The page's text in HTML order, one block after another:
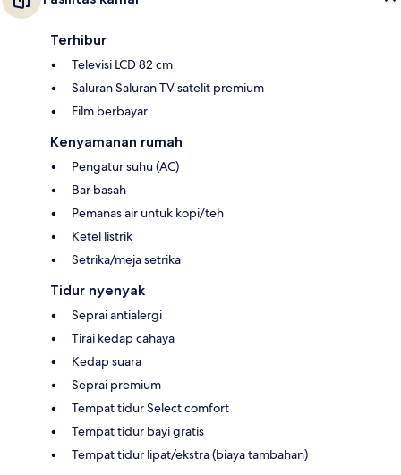
Terhibur
Televisi LCD 82 cm
Saluran Saluran TV satelit premium
Film berbayar
Kenyamanan rumah
Pengatur suhu (AC)
Bar basah
Pemanas air untuk kopi/teh
Ketel listrik
Setrika/meja setrika
Tidur nyenyak
Seprai antialergi
Tirai kedap cahaya
Kedap suara
Seprai premium
Tempat tidur Select comfort
Tempat tidur bayi gratis
Tempat tidur lipat/ekstra (biaya tambahan)